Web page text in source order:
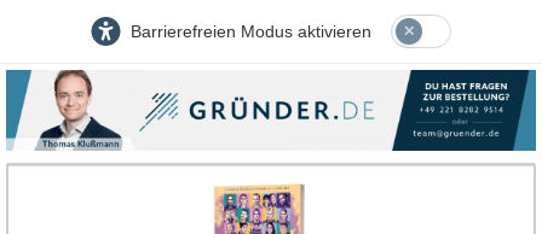
Barrierefreien Modus aktivieren